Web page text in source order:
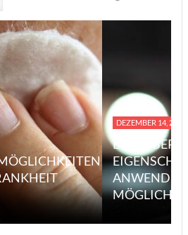
DEZEMBER 14, 2023
EINE
MÖGLICHE